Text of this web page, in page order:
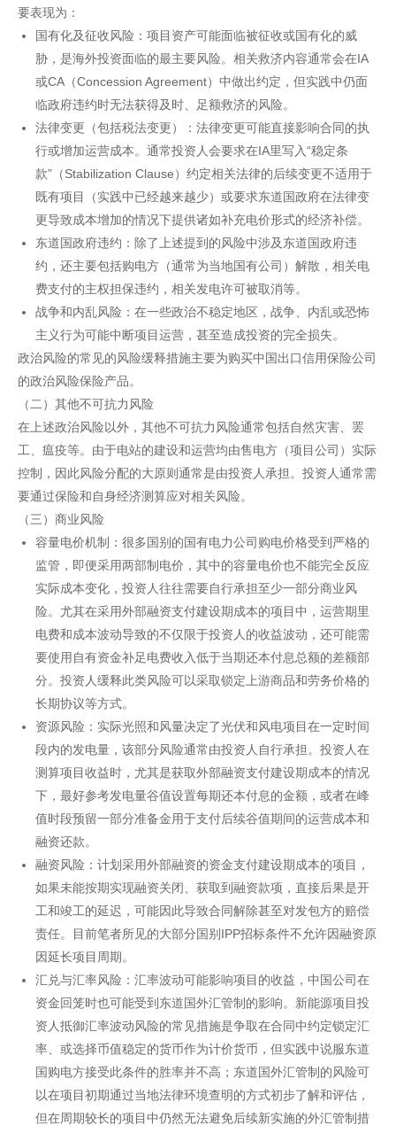
要表现为：
国有化及征收风险：项目资产可能面临被征收或国有化的威
胁，是海外投资面临的最主要风险。相关救济内容通常会在IA
或CA（Concession Agreement）中做出约定，但实践中仍面
临政府违约时无法获得及时、足额救济的风险。
法律变更（包括税法变更）：法律变更可能直接影响合同的执
行或增加运营成本。通常投资人会要求在IA里写入“稳定条
款”（Stabilization Clause）约定相关法律的后续变更不适用于
既有项目（实践中已经越来越少）或要求东道国政府在法律变
更导致成本增加的情况下提供诸如补充电价形式的经济补偿。
东道国政府违约：除了上述提到的风险中涉及东道国政府违
约，还主要包括购电方（通常为当地国有公司）解散，相关电
费支付的主权担保违约，相关发电许可被取消等。
战争和内乱风险：在一些政治不稳定地区，战争、内乱或恐怖
主义行为可能中断项目运营，甚至造成投资的完全损失。
政治风险的常见的风险缓释措施主要为购买中国出口信用保险公司
的政治风险保险产品。
（二）其他不可抗力风险
在上述政治风险以外，其他不可抗力风险通常包括自然灾害、罢
工、瘟疫等。由于电站的建设和运营均由售电方（项目公司）实际
控制，因此风险分配的大原则通常是由投资人承担。投资人通常需
要通过保险和自身经济测算应对相关风险。
（三）商业风险
容量电价机制：很多国别的国有电力公司购电价格受到严格的
监管，即便采用两部制电价，其中的容量电价也不能完全反应
实际成本变化，投资人往往需要自行承担至少一部分商业风
险。尤其在采用外部融资支付建设期成本的项目中，运营期里
电费和成本波动导致的不仅限于投资人的收益波动，还可能需
要使用自有资金补足电费收入低于当期还本付息总额的差额部
分。投资人缓释此类风险可以采取锁定上游商品和劳务价格的
长期协议等方式。
资源风险：实际光照和风量决定了光伏和风电项目在一定时间
段内的发电量，该部分风险通常由投资人自行承担。投资人在
测算项目收益时，尤其是获取外部融资支付建设期成本的情况
下，最好参考发电量谷值设置每期还本付息的金额，或者在峰
值时段预留一部分准备金用于支付后续谷值期间的运营成本和
融资还款。
融资风险：计划采用外部融资的资金支付建设期成本的项目，
如果未能按期实现融资关闭、获取到融资款项，直接后果是开
工和竣工的延迟，可能因此导致合同解除甚至对发包方的赔偿
责任。目前笔者所见的大部分国别IPP招标条件不允许因融资原
因延长项目周期。
汇兑与汇率风险：汇率波动可能影响项目的收益，中国公司在
资金回笼时也可能受到东道国外汇管制的影响。新能源项目投
资人抵御汇率波动风险的常见措施是争取在合同中约定锁定汇
率、或选择币值稳定的货币作为计价货币，但实践中说服东道
国购电方接受此条件的胜率并不高；东道国外汇管制的风险可
以在项目初期通过当地法律环境查明的方式初步了解和评估，
但在周期较长的项目中仍然无法避免后续新实施的外汇管制措